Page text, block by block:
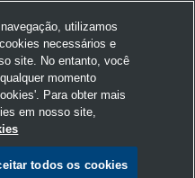
Volkswagen G
Ordenar por
utilizamos
necessários e
site. No entanto, você
momento
Para obter mais
em nosso site,
todos os cookies